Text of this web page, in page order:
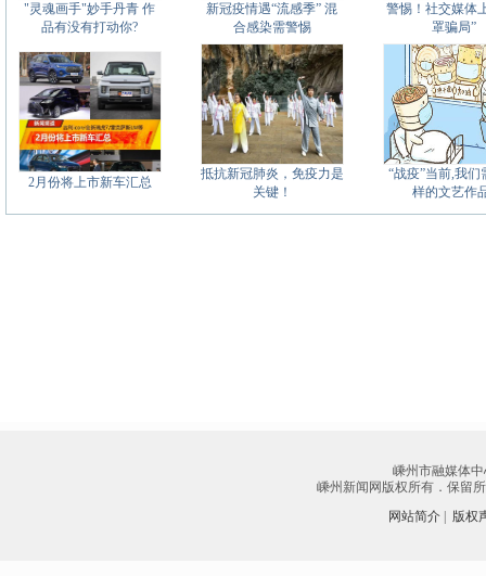
"灵魂画手"妙手丹青 作
品有没有打动你?
新冠疫情遇“流感季” 混
合感染需警惕
警惕！社交媒体
罩骗局”
2月份将上市新车汇总
抵抗新冠肺炎，免疫力是
关键！
“战疫”当前,我们
样的文艺作
嵊州市融媒体
嵊州新闻网版权所有．保留
网站简介
版权